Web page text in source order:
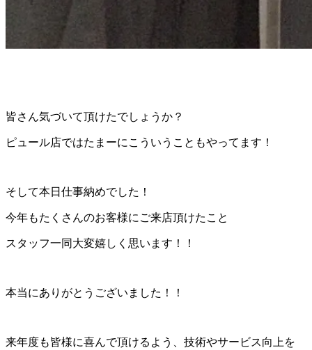
皆さん気づいて頂けたでしょうか？
ピュール店ではたまーにこういうこともやってます！
そして本日仕事納めでした！
今年もたくさんのお客様にご来店頂けたこと
スタッフ一同大変嬉しく思います！！
本当にありがとうございました！！
来年度も皆様に喜んで頂けるよう、技術やサービス向上を